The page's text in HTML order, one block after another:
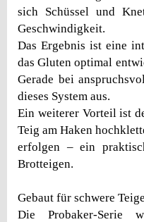
sich Schüssel und
Geschwindigkeit.
Das Ergebnis ist eine
das Gluten optimal
Gerade bei
dieses System aus.
Ein weiterer Vorteil ist
Teig am Haken
erfolgen – ein
Brotteigen.
Gebaut für schwere Teige
Die Probaker-Serie